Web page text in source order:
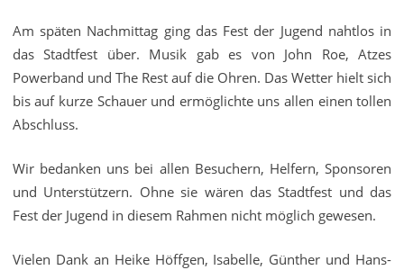
Am späten Nachmittag ging das Fest der Jugend nahtlos in
das Stadtfest über. Musik gab es von John Roe, Atzes
Powerband und The Rest auf die Ohren. Das Wetter hielt sich
bis auf kurze Schauer und ermöglichte uns allen einen tollen
Abschluss.
Wir bedanken uns bei allen Besuchern, Helfern, Sponsoren
und Unterstützern. Ohne sie wären das Stadtfest und das
Fest der Jugend in diesem Rahmen nicht möglich gewesen.
Vielen Dank an Heike Höffgen, Isabelle, Günther und Hans-